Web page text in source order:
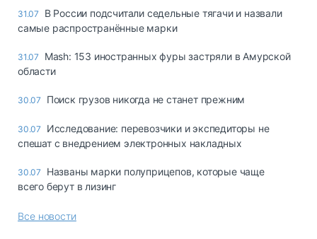
31.07
В России подсчитали седельные тягачи и назвали
самые распространённые марки
31.07
Mash: 153 иностранных фуры застряли в Амурской
области
30.07 Поиск грузов никогда не станет прежним
30.07
Исследование: перевозчики и экспедиторы не
спешат с внедрением электронных накладных
30.07
Названы марки полуприцепов, которые чаще
всего берут в лизинг
Все новости